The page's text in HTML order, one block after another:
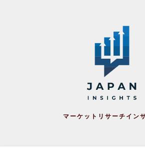
マーケットリサーチイン